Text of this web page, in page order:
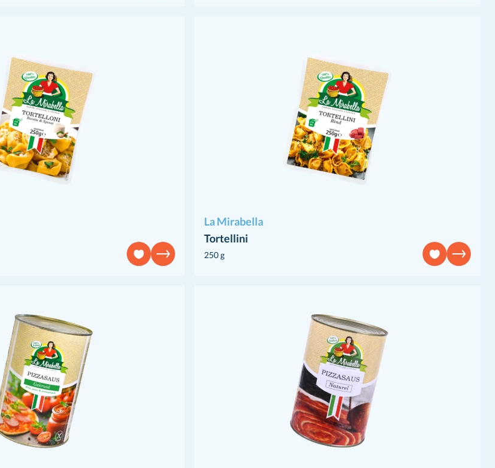
La Mirabella
Tortellini
250 g